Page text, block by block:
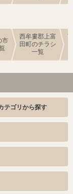
市
西牟婁郡上富
田町のチラシ
一覧
テゴリから探す